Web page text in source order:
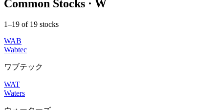
Common Stocks · W
1–19 of 19 stocks
WAB
Wabtec
ワブテック
WAT
Waters